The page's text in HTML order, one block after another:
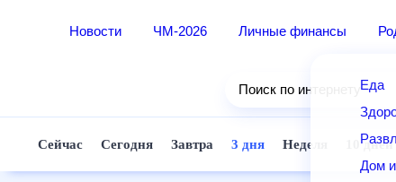
Новости ЧМ-2026 Личные финансы
Еда
Дом
Поиск по интернету
Сейчас Сегодня Завтра 3 дня Неделя 10